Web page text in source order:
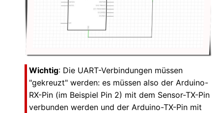
Wichtig: Die UART-Verbindungen müssen
"gekreuzt" werden: es müssen also der Arduino-
RX-Pin (im Beispiel Pin 2) mit dem Sensor-TX-Pin
verbunden werden und der Arduino-TX-Pin mit